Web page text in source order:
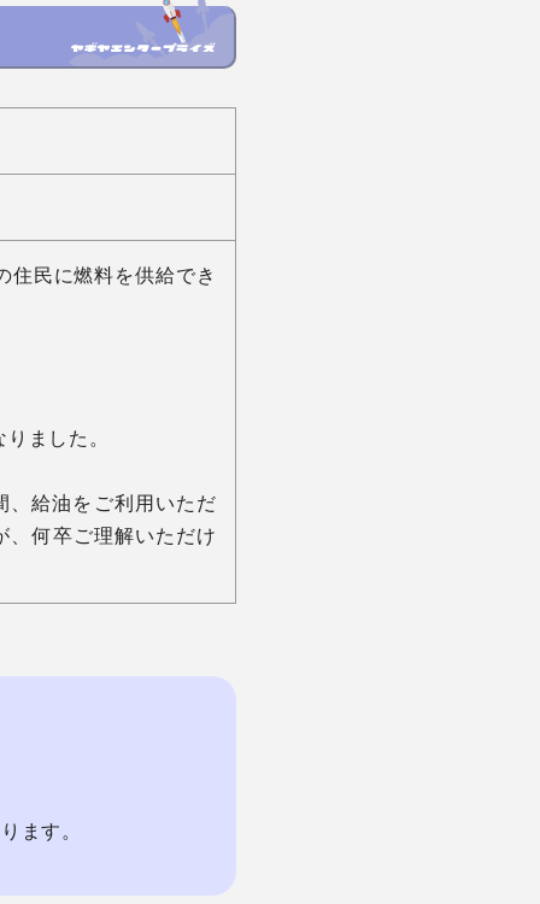
住民に燃料を供給でき
ました。
給油をご利用いただ
、何卒ご理解いただけ